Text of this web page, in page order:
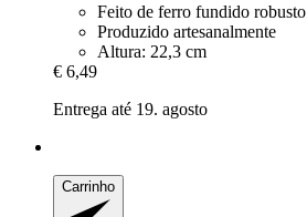
Feito de ferro fundido robusto
Produzido artesanalmente
Altura: 22,3 cm
€ 6,49
Entrega até 19. agosto
Carrinho